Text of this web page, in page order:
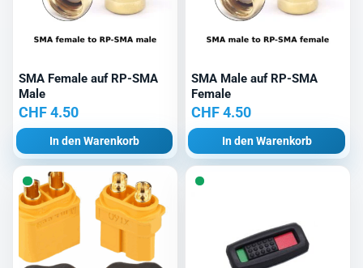
SMA Female auf RP-SMA
Male
CHF4.50
In den Warenkorb
SMA Male auf RP-SMA
Female
CHF4.50
In den Warenkorb